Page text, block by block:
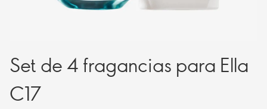
Set de 4 fragancias para Ella
C17